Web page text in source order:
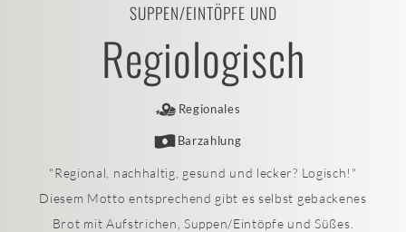
SUPPEN/EINTÖPFE UND
Regiologisch
Regionales
Barzahlung
"Regional, nachhaltig, gesund und lecker? Logisch!"
Diesem Motto entsprechend gibt es selbst gebackenes
Brot mit Aufstrichen, Suppen/Eintöpfe und Süßes.